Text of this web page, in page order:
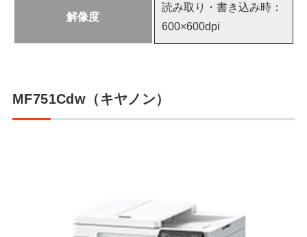
解像度
読み取り・書き込み時：
600×600dpi
MF751Cdw（キヤノン）